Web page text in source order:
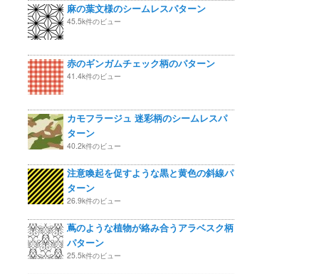
麻の葉文様のシームレスパターン
45.5k件のビュー
赤のギンガムチェック柄のパターン
41.4k件のビュー
カモフラージュ 迷彩柄のシームレスパ
ターン
40.2k件のビュー
注意喚起を促すような黒と黄色の斜線パ
ターン
26.9k件のビュー
蔦のような植物が絡み合うアラベスク柄
パターン
25.5k件のビュー